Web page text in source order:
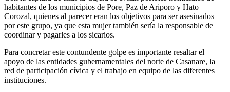
habitantes de los municipios de Pore, Paz de Ariporo y Hato
Corozal, quienes al parecer eran los objetivos para ser asesinados
por este grupo, ya que esta mujer también sería la responsable de
coordinar y pagarles a los sicarios.
Para concretar este contundente golpe es importante resaltar el
apoyo de las entidades gubernamentales del norte de Casanare, la
red de participación cívica y el trabajo en equipo de las diferentes
instituciones.